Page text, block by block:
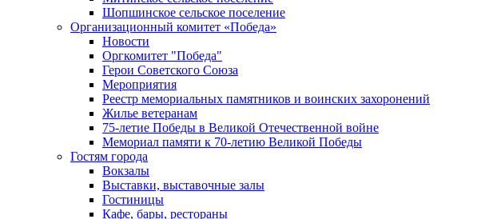
Шопшинское сельское поселение
Организационный комитет «Победа»
Новости
Оргкомитет "Победа"
Герои Советского Союза
Мероприятия
Реестр мемориальных памятников и воинских захоронений
Жилье ветеранам
75-летие Победы в Великой Отечественной войне
Мемориал памяти к 70-летию Великой Победы
Гостям города
Вокзалы
Выставки, выставочные залы
Гостиницы
Кафе, бары, рестораны